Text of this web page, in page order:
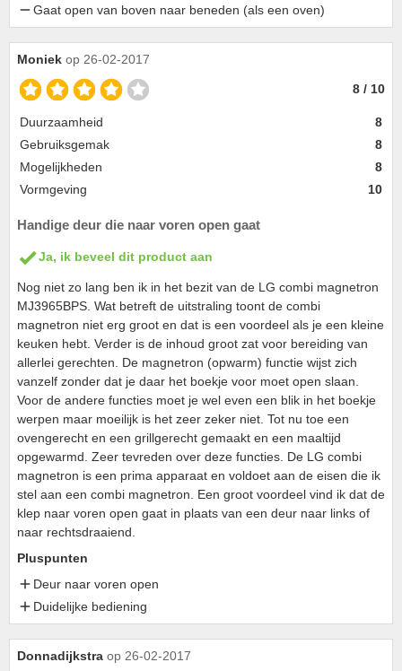
Gaat open van boven naar beneden (als een oven)
Moniek op 26-02-2017
8 / 10
Duurzaamheid
8
Gebruiksgemak
8
Mogelijkheden
8
Vormgeving
10
Handige deur die naar voren open gaat
Ja, ik beveel dit product aan
Nog niet zo lang ben ik in het bezit van de LG combi magnetron
MJ3965BPS. Wat betreft de uitstraling toont de combi
magnetron niet erg groot en dat is een voordeel als je een kleine
keuken hebt. Verder is de inhoud groot zat voor bereiding van
allerlei gerechten. De magnetron (opwarm) functie wijst zich
vanzelf zonder dat je daar het boekje voor moet open slaan.
Voor de andere functies moet je wel even een blik in het boekje
werpen maar moeilijk is het zeer zeker niet. Tot nu toe een
ovengerecht en een grillgerecht gemaakt en een maaltijd
opgewarmd. Zeer tevreden over deze functies. De LG combi
magnetron is een prima apparaat en voldoet aan de eisen die ik
stel aan een combi magnetron. Een groot voordeel vind ik dat de
klep naar voren open gaat in plaats van een deur naar links of
naar rechtsdraaiend.
Pluspunten
Deur naar voren open
Duidelijke bediening
Donnadijkstra op 26-02-2017